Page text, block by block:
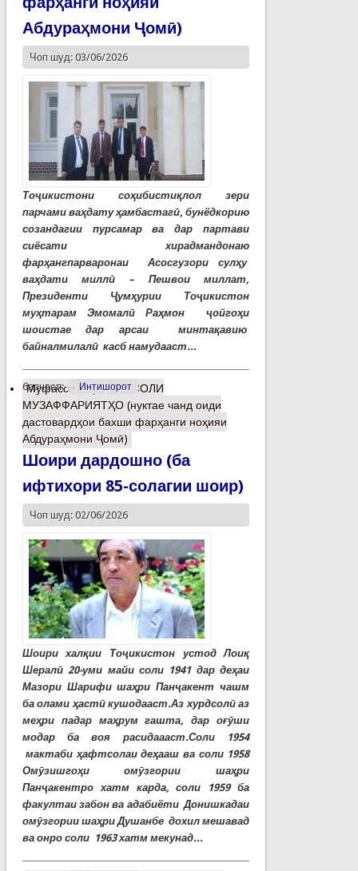
Абдураҳмони Ҷомӣ)
Чоп шуд: 03/06/2026
Тоҷикистони соҳибистиқлол зери
парчами ваҳдату ҳамбастагӣ, бунёдкорию
созандагии пурсамар ва дар партави
сиёсати хирадмандонаю
фарҳангпарваронаи Асосгузори сулҳу
ваҳдати миллӣ – Пешвои миллат,
Президенти Ҷумҳурии Тоҷикистон
муҳтарам Эмомалӣ Раҳмон ҷойгоҳи
шоистае дар арсаи минтақавию
байналмилалӣ касб намудааст...
барчасп: Интишорот
Муфассалтаро 35- СОЛИ
МУЗАФФАРИЯТҲО (нуктае чанд оиди
дастовардҳои бахши фарҳанги ноҳияи
Абдураҳмони Ҷомӣ)
Шоири дардошно (ба
ифтихори 85-солагии шоир)
Чоп шуд: 02/06/2026
Шоири халқии Тоҷикистон устод Лоиқ
Шералӣ 20-уми майи соли 1941 дар деҳаи
Мазори Шарифи шаҳри Панҷакент чашм
ба олами ҳастӣ кушодааст.Аз хурдсолӣ аз
меҳри падар маҳрум гашта, дар оғӯши
модар ба воя расидаааст.Соли 1954
мактаби ҳафтсолаи деҳааш ва соли 1958
Омӯзишгоҳи омӯзгории шаҳри
Панҷакентро хатм карда, соли 1959 ба
факултаи забон ва адабиёти Донишкадаи
омӯзгории шаҳри Душанбе дохил мешавад
ва онро соли 1963 хатм мекунад...